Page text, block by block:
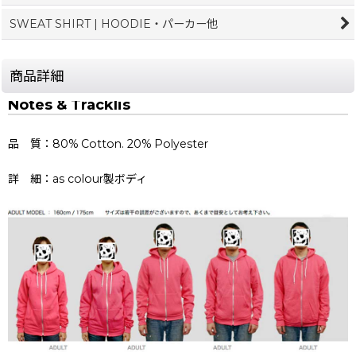
SWEAT SHIRT | HOODIE・パーカー他
商品詳細
Notes & Tracklis
品 質：80% Cotton. 20% Polyester
詳 細：as colour製ボディ